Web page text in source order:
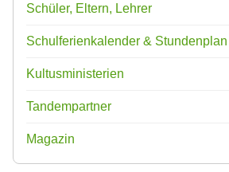
Schüler, Eltern, Lehrer
Schulferienkalender & Stundenplan
Kultusministerien
Tandempartner
Magazin